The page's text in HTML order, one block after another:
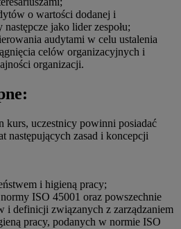
o wartości dodanej i
jako lider zespołu;
audytami w celu ustalenia
celów organizacyjnych i
organizacji.
kurs, uczestnicy powinni posiadać
następujących zasad i koncepcji
i higieną pracy;
ISO 45001 oraz powszechnie
i definicji związanych z zarządzaniem
pracy, podanych w normie ISO